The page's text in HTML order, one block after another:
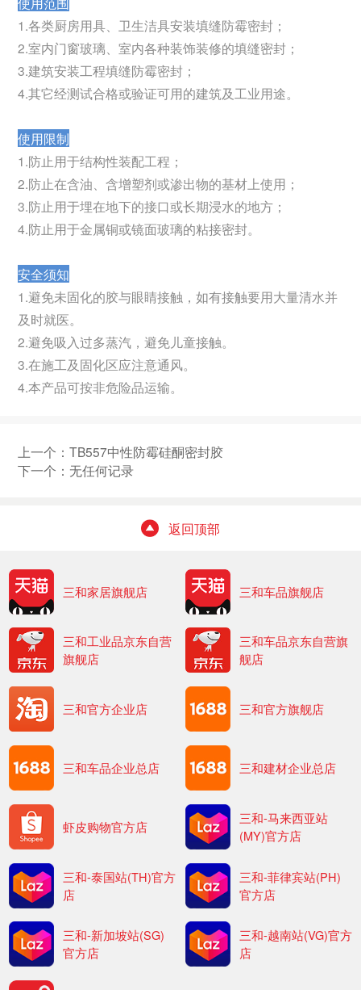
1.各类厨房用具、卫生洁具安装填缝防霉密封；
2.室内门窗玻璃、室内各种装饰装修的填缝密封；
3.建筑安装工程填缝防霉密封；
4.其它经测试合格或验证可用的建筑及工业用途。
使用限制
1.防止用于结构性装配工程；
2.防止在含油、含增塑剂或渗出物的基材上使用；
3.防止用于埋在地下的接口或长期浸水的地方；
4.防止用于金属铜或镜面玻璃的粘接密封。
安全须知
1.避免未固化的胶与眼睛接触，如有接触要用大量清水并
及时就医。
2.避免吸入过多蒸汽，避免儿童接触。
3.在施工及固化区应注意通风。
4.本产品可按非危险品运输。
上一个：TB557中性防霉硅酮密封胶
下一个：无任何记录
返回顶部
三和家居旗舰店 三和车品旗舰店
三和工业品京东自营
旗舰店
三和车品京东自营旗
舰店
三和官方企业店 三和官方旗舰店
三和车品企业总店 三和建材企业总店
虾皮购物官方店
三和-马来西亚站
(MY)官方店
三和-泰国站(TH)官方
店
三和-菲律宾站(PH)
官方店
三和-新加坡站(SG)
官方店
三和-越南站(VG)官方
店